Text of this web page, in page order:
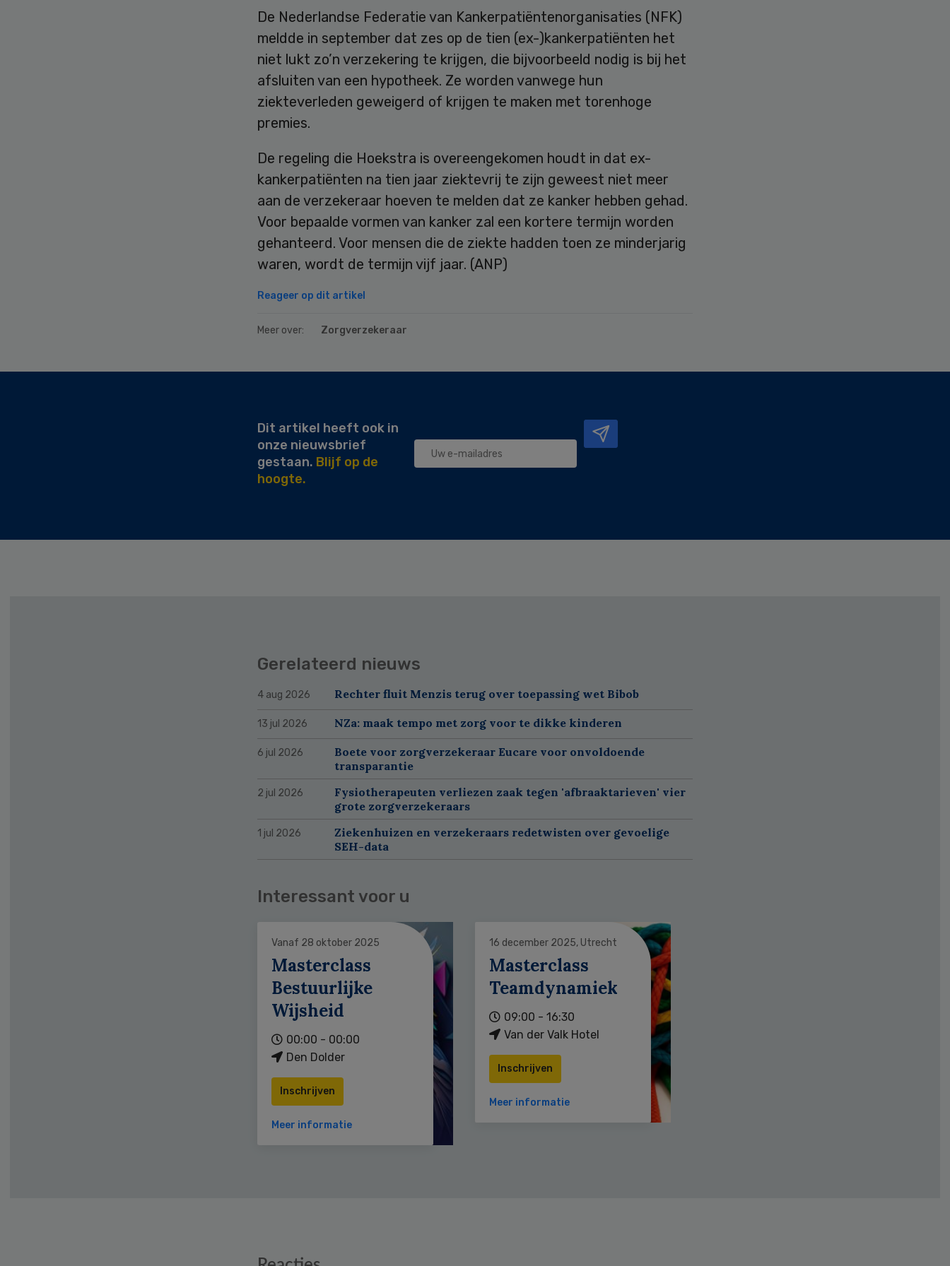
De Nederlandse Federatie van Kankerpatiëntenorganisaties (NFK)
meldde in september dat zes op de tien (ex-)kankerpatiënten het
niet lukt zo’n verzekering te krijgen, die bijvoorbeeld nodig is bij het
afsluiten van een hypotheek. Ze worden vanwege hun
ziekteverleden geweigerd of krijgen te maken met torenhoge
premies.
De regeling die Hoekstra is overeengekomen houdt in dat ex-
kankerpatiënten na tien jaar ziektevrij te zijn geweest niet meer
aan de verzekeraar hoeven te melden dat ze kanker hebben gehad.
Voor bepaalde vormen van kanker zal een kortere termijn worden
gehanteerd. Voor mensen die de ziekte hadden toen ze minderjarig
waren, wordt de termijn vijf jaar. (ANP)
Reageer op dit artikel
Meer over: Zorgverzekeraar
Dit artikel heeft ook in
onze nieuwsbrief
gestaan. Blijf op de
hoogte.
Gerelateerd nieuws
4 aug 2026 Rechter fluit Menzis terug over toepassing wet Bibob
13 jul 2026 NZa: maak tempo met zorg voor te dikke kinderen
6 jul 2026
Boete voor zorgverzekeraar Eucare voor onvoldoende
transparantie
2 jul 2026
Fysiotherapeuten verliezen zaak tegen 'afbraaktarieven' vier
grote zorgverzekeraars
1 jul 2026
Ziekenhuizen en verzekeraars redetwisten over gevoelige
SEH-data
Interessant voor u
Vanaf 28 oktober 2025
Masterclass
Bestuurlijke
Wijsheid
00:00 - 00:00
Den Dolder
Inschrijven
Meer informatie
16 december 2025, Utrecht
Masterclass
Teamdynamiek
09:00 - 16:30
Van der Valk Hotel
Inschrijven
Meer informatie